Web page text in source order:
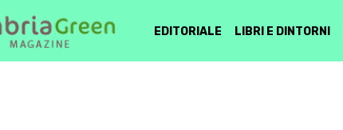
EDITORIALE LIBRI E DINTORNI